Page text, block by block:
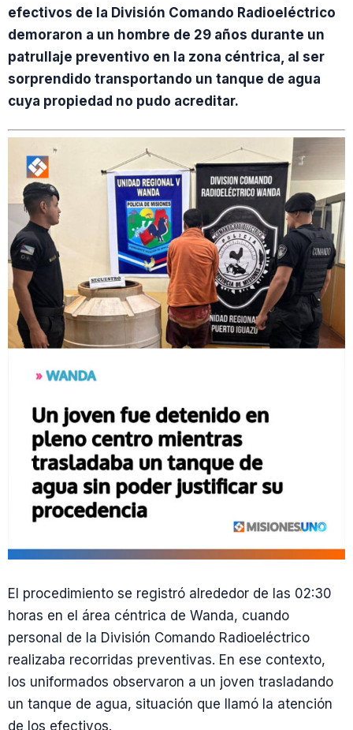
efectivos de la División Comando Radioeléctrico
demoraron a un hombre de 29 años durante un
patrullaje preventivo en la zona céntrica, al ser
sorprendido transportando un tanque de agua
cuya propiedad no pudo acreditar.
El procedimiento se registró alrededor de las 02:30
horas en el área céntrica de Wanda, cuando
personal de la División Comando Radioeléctrico
realizaba recorridas preventivas. En ese contexto,
los uniformados observaron a un joven trasladando
un tanque de agua, situación que llamó la atención
de los efectivos.